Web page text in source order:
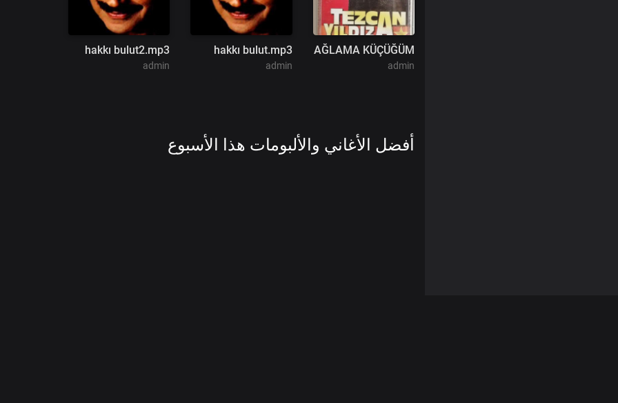
AĞLAMA KÜÇÜĞÜM
admin
hakkı bulut.mp3
admin
hakkı bulut2.mp3
admin
أفضل الأغاني والألبومات هذا الأسبوع